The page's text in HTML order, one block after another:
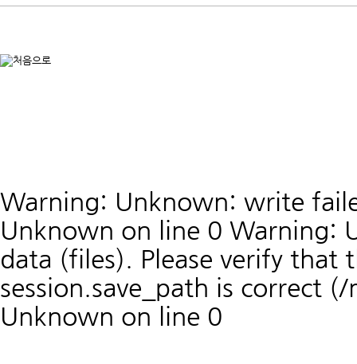
Warning: Unknown: write
Unknown on line 0 Warning:
data (files). Please verify that
session.save_path is correct
Unknown on line 0